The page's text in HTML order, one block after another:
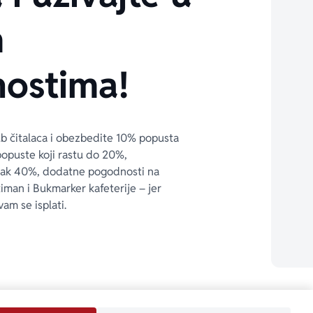
čitalaca i obezbedite 10% popusta
koji rastu do 20%,
40%, dodatne pogodnosti na
i Bukmarker kafeterije – jer
se isplati.